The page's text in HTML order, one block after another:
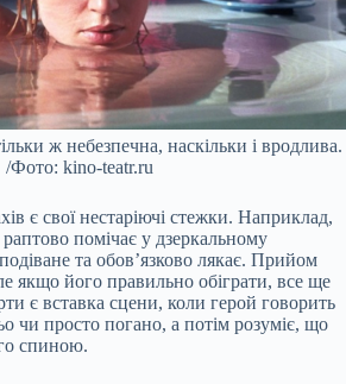
ж небезпечна, наскільки і вродлива.
/Фото: kino-teatr.ru
є свої нестаріючі стежки. Наприклад,
помічає у дзеркальному
та обов’язково лякає. Прийом
якщо його правильно обіграти, все ще
є вставка сцени, коли герой говорить
чи просто погано, а потім розуміє, що
спиною.